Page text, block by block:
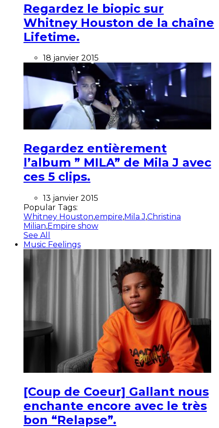
Regardez le biopic sur
Whitney Houston de la chaîne
Lifetime.
18 janvier 2015
Regardez entièrement
l’album ” MILA” de Mila J avec
ces 5 clips.
13 janvier 2015
Popular Tags:
Whitney Houston,empire,Mila J,Christina
Milian,Empire show
See All
Music Feelings
[Coup de Coeur] Gallant nous
enchante encore avec le très
bon “Relapse”.